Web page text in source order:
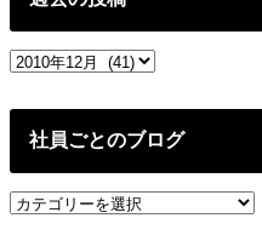
過
の
社員ごとのブログ
社